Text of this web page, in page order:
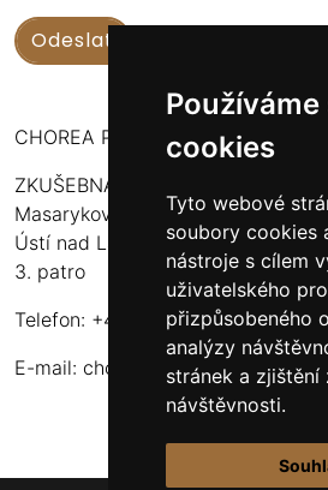
cookies
Tyto webové
soubory cookies
nástroje s cílem
uživatelského
přizpůsobeného
analýzy
stránek a zjištění
návštěvnosti.
CHOREA PUERI USTENSIS
ZKUŠEBNA:
Masarykova 316
Ústí nad Labem - Bukov Rondel
3. patro
Telefon: +420 608 916 320
E-mail: